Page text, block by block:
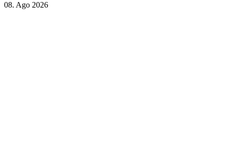
08. Ago 2026